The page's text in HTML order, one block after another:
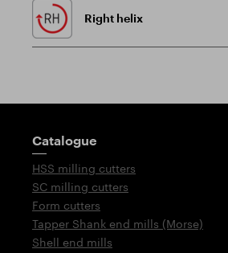
Right helix
Guidepost
Catalogue
HSS milling cutters
SC milling cutters
Form cutters
Tapper Shank end mills (Morse)
Shell end mills